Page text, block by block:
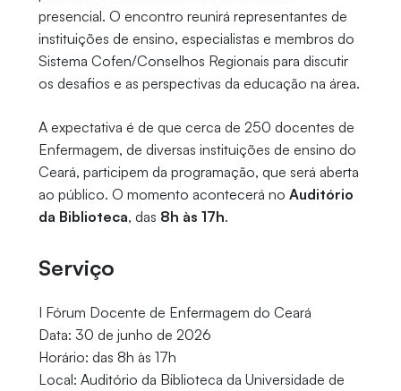
presencial. O encontro reunirá representantes de
instituições de ensino, especialistas e membros do
Sistema Cofen/Conselhos Regionais para discutir
os desafios e as perspectivas da educação na área.
A expectativa é de que cerca de 250 docentes de
Enfermagem, de diversas instituições de ensino do
Ceará, participem da programação, que será aberta
ao público. O momento acontecerá no Auditório
da Biblioteca, das 8h às 17h.
Serviço
I Fórum Docente de Enfermagem do Ceará
Data: 30 de junho de 2026
Horário: das 8h às 17h
Local: Auditório da Biblioteca da Universidade de